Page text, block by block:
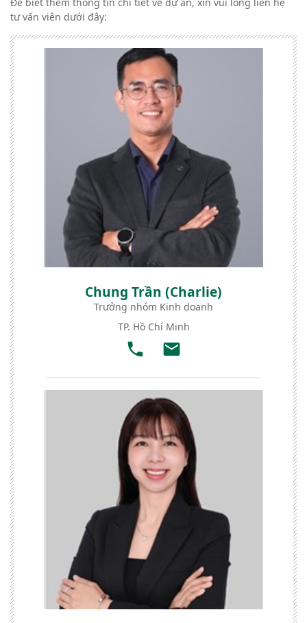
tư vấn viên dưới đây:
Chung Trần (Charlie)
Trưởng nhóm Kinh doanh
TP. Hồ Chí Minh